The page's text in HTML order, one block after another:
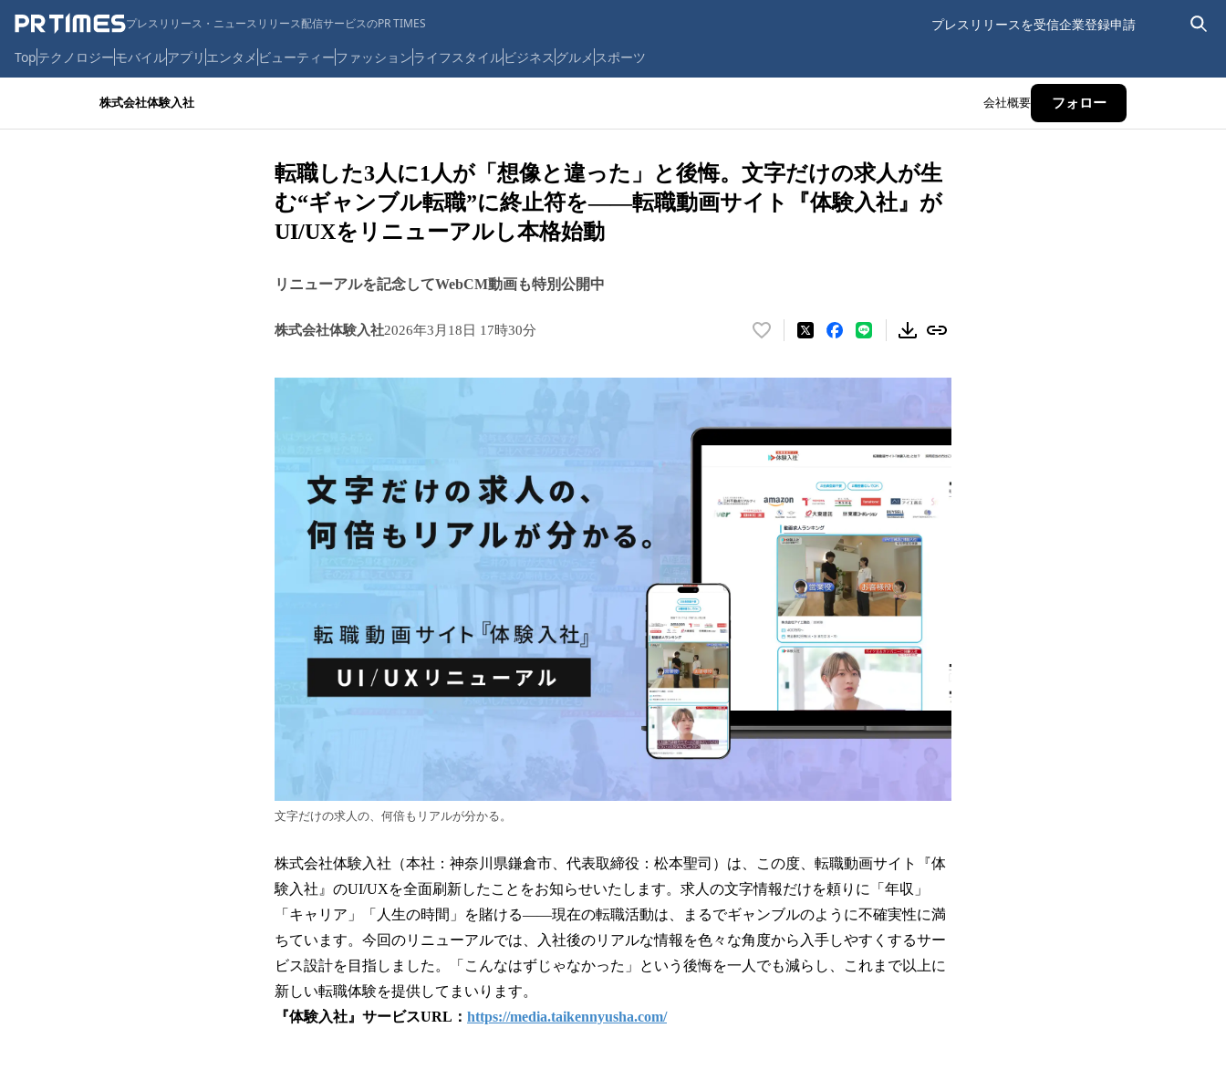
プレスリリース・ニュースリリース配信サービスのPR TIMES プレスリリースを受信企業登録申請
Topテクノロジーモバイルアプリ エンタメ ビューティーファッションライフスタイルビジネス グルメ スポーツ
株式会社体験入社 会社概要 フォロー
転職した3人に1人が「想像と違った」と後悔。文字だけの求人が生
む“ギャンブル転職”に終止符を——転職動画サイト『体験入社』が
UI/UXをリニューアルし本格始動
リニューアルを記念してWebCM動画も特別公開中
株式会社体験入社2026年3月18日 17時30分
い
ね
を
読
み
文字だけの求人の、何倍もリアルが分かる。
株式会社体験入社（本社：神奈川県鎌倉市、代表取締役：松本聖司）は、この度、転職動画サイト『体
験入社』のUI/UXを全面刷新したことをお知らせいたします。求人の文字情報だけを頼りに「年収」
「キャリア」「人生の時間」を賭ける——現在の転職活動は、まるでギャンブルのように不確実性に満
ちています。今回のリニューアルでは、入社後のリアルな情報を色々な角度から入手しやすくするサー
ビス設計を目指しました。「こんなはずじゃなかった」という後悔を一人でも減らし、これまで以上に
新しい転職体験を提供してまいります。
『体験入社』サービスURL： https://media.taikennyusha.com/